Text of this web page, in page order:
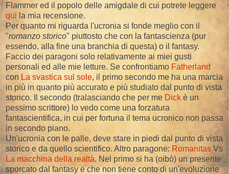
Flammer ed il popolo delle amigdale di cui potrete leggere
qui la mia recensione.
Per quanto mi riguarda l'ucronia si fonde meglio con il
"romanzo storico" piuttosto che con la fantascienza (pur
essendo, alla fine una branchia di questa) o il fantasy.
Faccio dei paragoni solo relativamente ai miei gusti
personali ed alle mie letture. Se confrontiamo Fatherland
con La svastica sul sole, il primo secondo me ha una marcia
in più in quanto più accurato e più studiato dal punto di vista
storico. Il secondo (tralasciando che per me Dick è un
pessimo scrittore) lo vedo come una forzatura
fantascientifica, in cui per fortuna il tema ucronico non passa
in secondo piano.
Un'ucronia con le palle, deve stare in piedi dal punto di vista
storico e da quello scientifico. Altro paragone: Romanitas Vs
La macchina della realtà. Nel primo si ha (oibò) un presente
sporcato dal fantasy e che non tiene conto di un'evoluzione